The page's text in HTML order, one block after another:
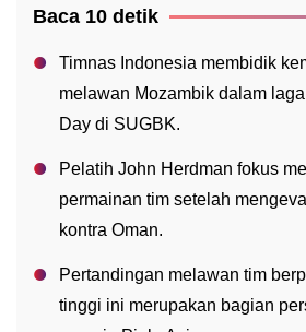
Baca 10 detik
Timnas Indonesia membidik
melawan Mozambik dalam
Day di SUGBK.
Pelatih John Herdman fokus
permainan tim setelah
kontra Oman.
Pertandingan melawan tim
tinggi ini merupakan bagian